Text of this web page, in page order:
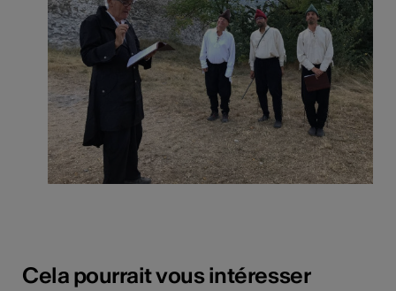
Cela pourrait vous intéresser